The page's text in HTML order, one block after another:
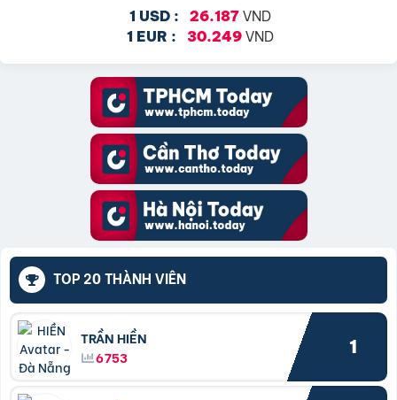
1 USD : 26.187 VND
1 EUR : 30.249 VND
TOP 20 THÀNH VIÊN
TRẦN HIỀN
6753
1